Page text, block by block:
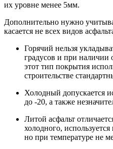
их уровне менее 5мм.
Дополнительно нужно
касается не всех видов
Горячий нельзя
градусов и при
этот тип покрытия
строительстве
Холодный допускается
до -20, а также
Литой асфальт
холодного,
но при температуре не